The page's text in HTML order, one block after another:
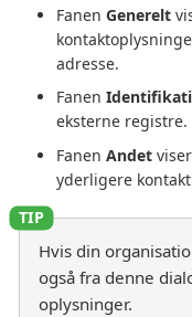
Fanen Generelt
adresse.
Fanen
eksterne registre.
Fanen Andet
yderligere
Hvis din
også fra denne
oplysninger.